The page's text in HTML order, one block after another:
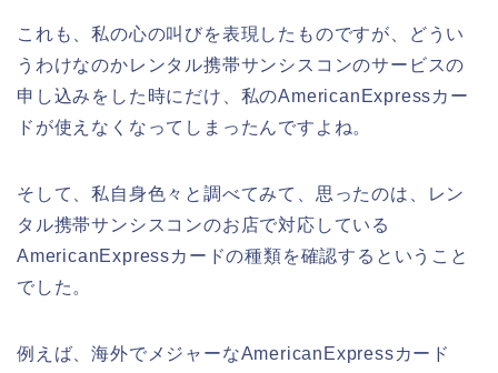
これも、私の心の叫びを表現したものですが、どうい
うわけなのかレンタル携帯サンシスコンのサービスの
申し込みをした時にだけ、私のAmericanExpressカー
ドが使えなくなってしまったんですよね。
そして、私自身色々と調べてみて、思ったのは、レン
タル携帯サンシスコンのお店で対応している
AmericanExpressカードの種類を確認するということ
でした。
例えば、海外でメジャーなAmericanExpressカード